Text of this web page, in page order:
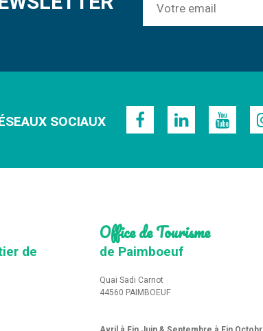
SOCIAUX
de
Office de Tourisme
de Paimboeuf
Quai Sadi Carnot
44560 PAIMBOEUF